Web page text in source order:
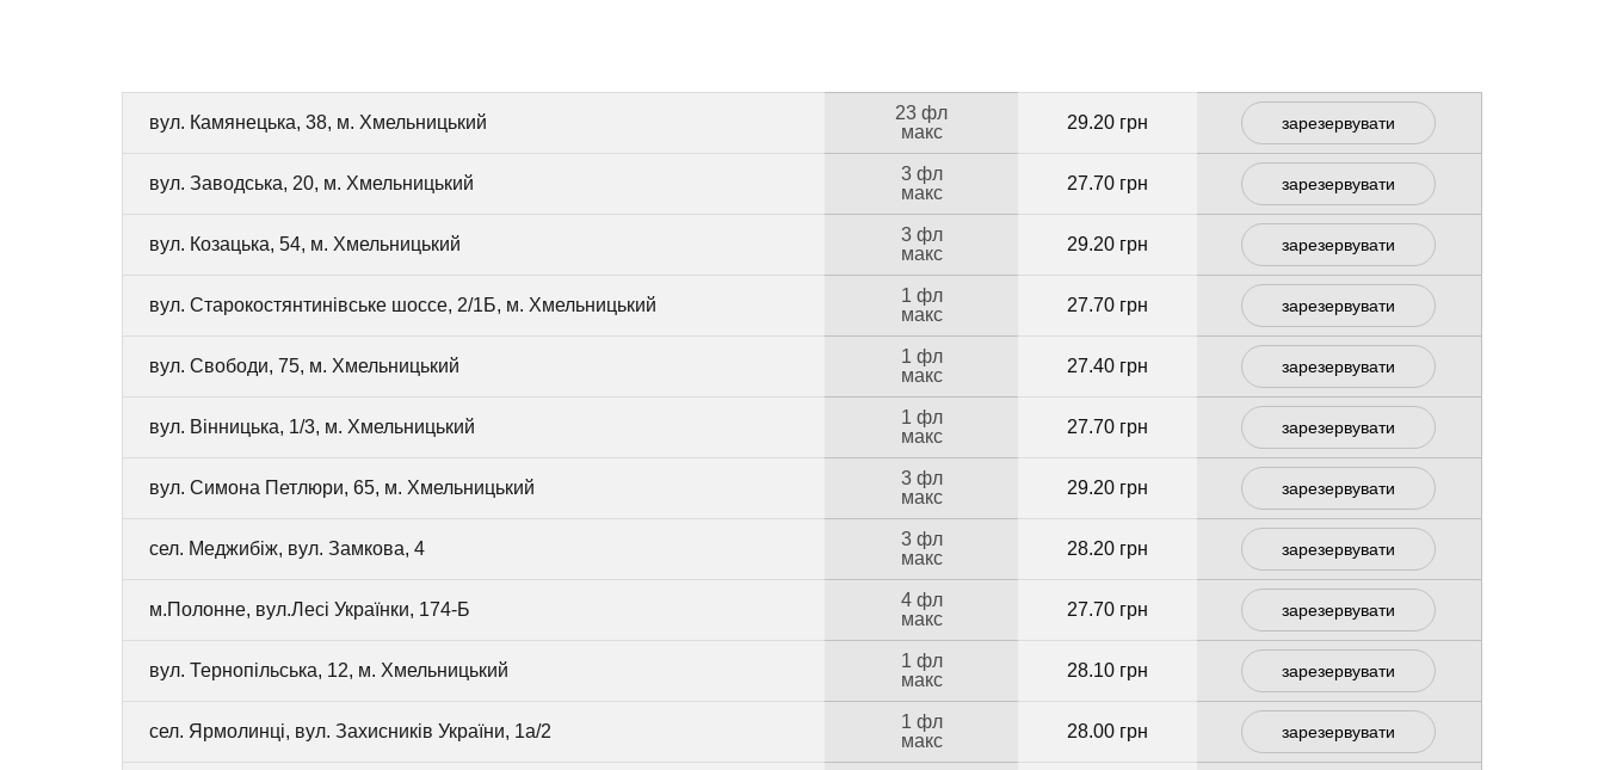
вул. Камянецька, 38, м. Хмельницький
23 фл
макс
29.20 грн зарезервувати
вул. Заводська, 20, м. Хмельницький
3 фл
макс
27.70 грн зарезервувати
вул. Козацька, 54, м. Хмельницький
3 фл
макс
29.20 грн зарезервувати
вул. Старокостянтинівське шоссе, 2/1Б, м. Хмельницький
1 фл
макс
27.70 грн зарезервувати
вул. Свободи, 75, м. Хмельницький
1 фл
макс
27.40 грн зарезервувати
вул. Вінницька, 1/3, м. Хмельницький
1 фл
макс
27.70 грн зарезервувати
вул. Симона Петлюри, 65, м. Хмельницький
3 фл
макс
29.20 грн зарезервувати
сел. Меджибіж, вул. Замкова, 4
3 фл
макс
28.20 грн зарезервувати
м.Полонне, вул.Лесі Українки, 174-Б
4 фл
макс
27.70 грн зарезервувати
вул. Тернопільська, 12, м. Хмельницький
1 фл
макс
28.10 грн зарезервувати
сел. Ярмолинці, вул. Захисників України, 1а/2
1 фл
макс
28.00 грн зарезервувати